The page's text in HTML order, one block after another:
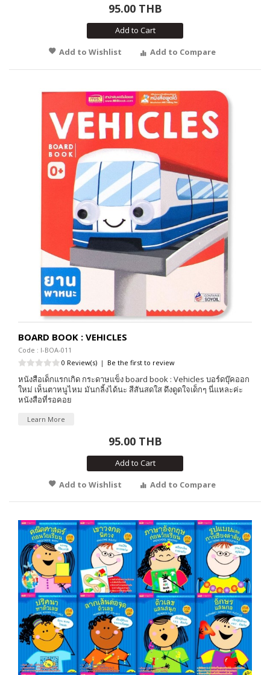
95.00 THB
Add to Cart
Add to Wishlist
Add to Compare
BOARD BOOK : VEHICLES
Code : I-BOA-011
0 Review(s) | Be the first to review
หนังสือเด็กแรกเกิด กระดาษแข็ง board book : Vehicles บอร์ดบุ๊คออก
ใหม่ เห็นตาหนูไหม มันกลิ้งได้นะ สีสันสดใส ดึงดูดใจเด็กๆ นี่แหละค่ะ
หนังสือที่รอคอย
Learn More
95.00 THB
Add to Cart
Add to Wishlist
Add to Compare